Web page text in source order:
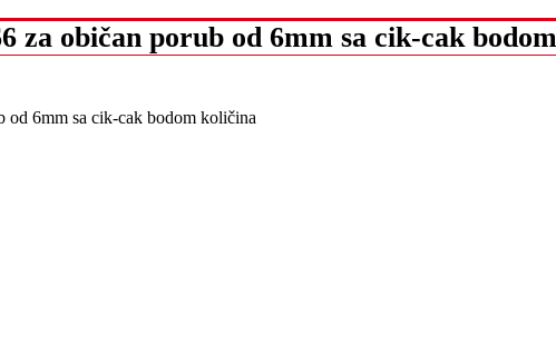
za običan porub od 6mm sa cik-cak bodom
6mm sa cik-cak bodom količina